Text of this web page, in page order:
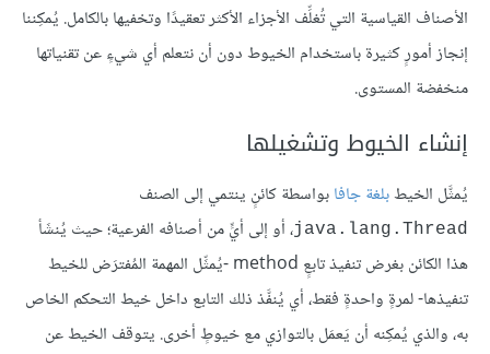
الأصناف القياسية التي تُغلِّف الأجزاء الأكثر تعقيدًا وتخفيها بالكامل. يُمكِننا
إنجاز أمورٍ كثيرة باستخدام الخيوط دون أن نتعلم أي شيءٍ عن تقنياتها
منخفضة المستوى.
إنشاء الخيوط وتشغيلها
يُمثَّل الخيطبلغة جافابواسطة كائنٍ ينتمي إلى الصنف
java.lang.Thread، أو إلى أيٍّ من أصنافه الفرعية؛ حيث يُنشَأ
هذا الكائن بغرض تنفيذ تابعٍ method -يُمثِّل المهمة المُفترَض للخيط
تنفيذها- لمرةٍ واحدةٍ فقط، أي يُنفَّذ ذلك التابع داخل خيط التحكم الخاص
به، والذي يُمكِنه أن يَعمَل بالتوازي مع خيوطٍ أخرى. يتوقف الخيط عن